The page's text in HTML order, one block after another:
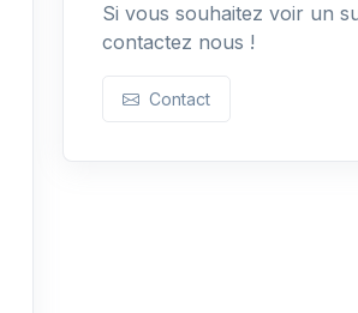
Si vous souhaitez voir un
contactez nous !
Contact